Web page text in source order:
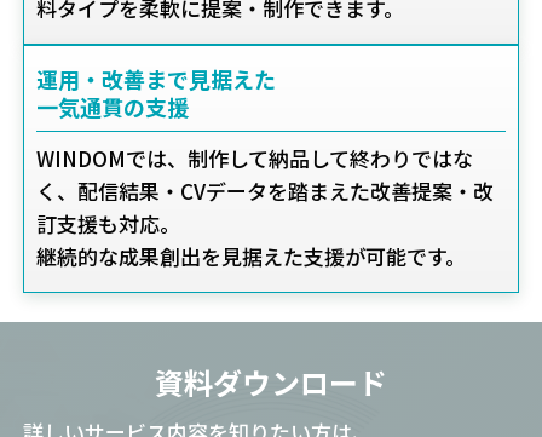
料タイプを柔軟に提案・制作できます。
運用・改善まで見据えた
一気通貫の支援
WINDOMでは、制作して納品して終わりではな
く、配信結果・CVデータを踏まえた改善提案・改
訂支援も対応。
継続的な成果創出を見据えた支援が可能です。
資料ダウンロード